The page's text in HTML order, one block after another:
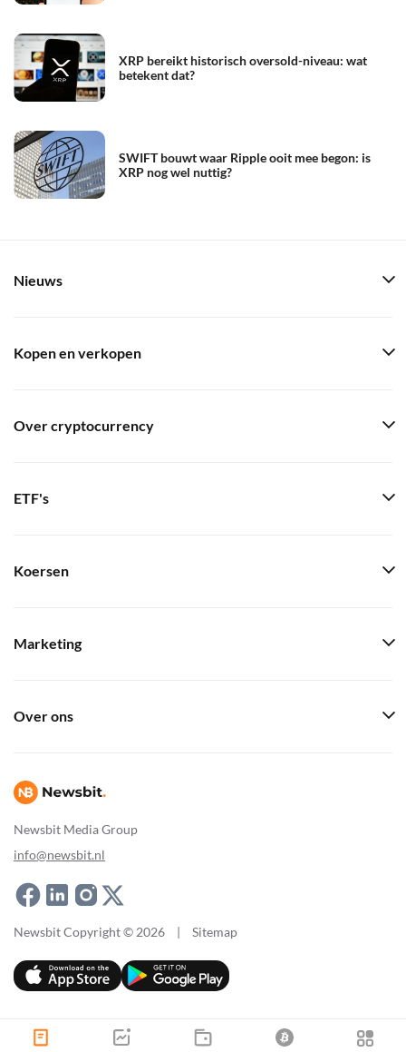
XRP bereikt historisch oversold-niveau: wat
betekent dat?
SWIFT bouwt waar Ripple ooit mee begon: is
XRP nog wel nuttig?
Newsbit Media Group
info@newsbit.nl
Nieuws
Kopen en verkopen
Over cryptocurrency
ETF's
Koersen
Marketing
Over ons
Newsbit Copyright © 2026 | Sitemap